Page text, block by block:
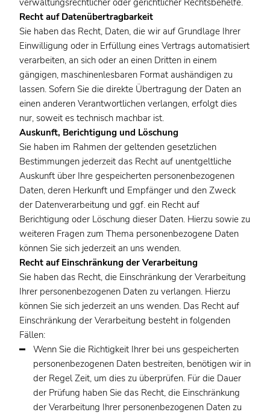
verwaltungsrechtlicher oder gerichtlicher Rechtsbehelfe.
Recht auf Datenübertragbarkeit
Sie haben das Recht, Daten, die wir auf Grundlage Ihrer
Einwilligung oder in Erfüllung eines Vertrags automatisiert
verarbeiten, an sich oder an einen Dritten in einem
gängigen, maschinenlesbaren Format aushändigen zu
lassen. Sofern Sie die direkte Übertragung der Daten an
einen anderen Verantwortlichen verlangen, erfolgt dies
nur, soweit es technisch machbar ist.
Auskunft, Berichtigung und Löschung
Sie haben im Rahmen der geltenden gesetzlichen
Bestimmungen jederzeit das Recht auf unentgeltliche
Auskunft über Ihre gespeicherten personenbezogenen
Daten, deren Herkunft und Empfänger und den Zweck
der Datenverarbeitung und ggf. ein Recht auf
Berichtigung oder Löschung dieser Daten. Hierzu sowie zu
weiteren Fragen zum Thema personenbezogene Daten
können Sie sich jederzeit an uns wenden.
Recht auf Einschränkung der Verarbeitung
Sie haben das Recht, die Einschränkung der Verarbeitung
Ihrer personenbezogenen Daten zu verlangen. Hierzu
können Sie sich jederzeit an uns wenden. Das Recht auf
Einschränkung der Verarbeitung besteht in folgenden
Fällen:
Wenn Sie die Richtigkeit Ihrer bei uns gespeicherten
personenbezogenen Daten bestreiten, benötigen wir in
der Regel Zeit, um dies zu überprüfen. Für die Dauer
der Prüfung haben Sie das Recht, die Einschränkung
der Verarbeitung Ihrer personenbezogenen Daten zu